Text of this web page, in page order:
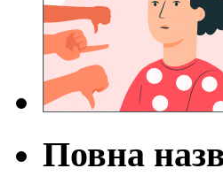
Повна